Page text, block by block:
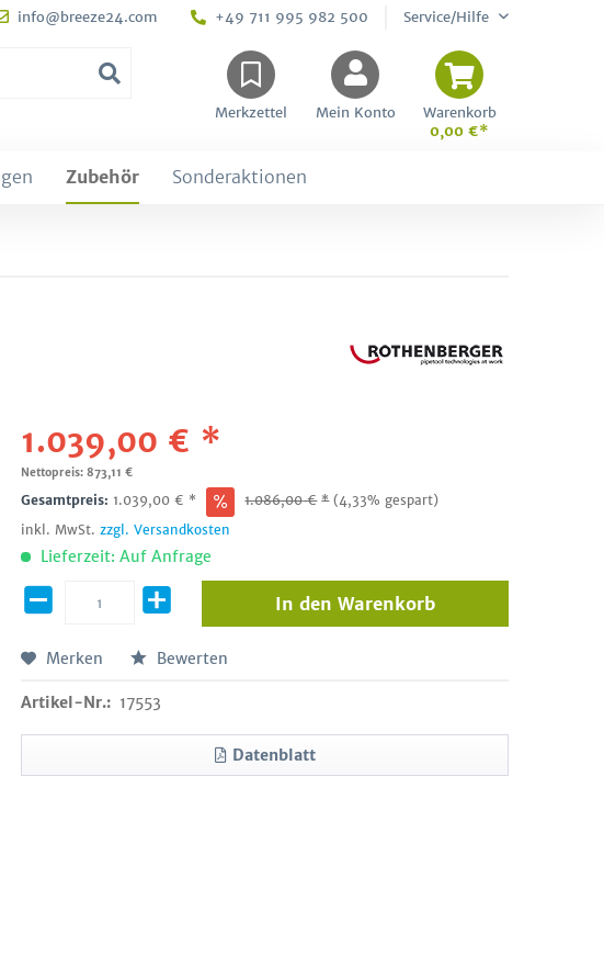
info@breeze24.com +49 711 995 982 500 Service/Hilfe
Merkzettel Mein Konto
Warenkorb
0,00 €*
Zubehör Sonderaktionen
1.039,00 € *
Nettopreis: 873,11 €
Gesamtpreis: 1.039,00 € * 1.086,00€ * (4,33% gespart)
inkl. MwSt.zzgl. Versandkosten
Lieferzeit: Auf Anfrage
In den Warenkorb
Merken Bewerten
Artikel-Nr.: 17553
Datenblatt